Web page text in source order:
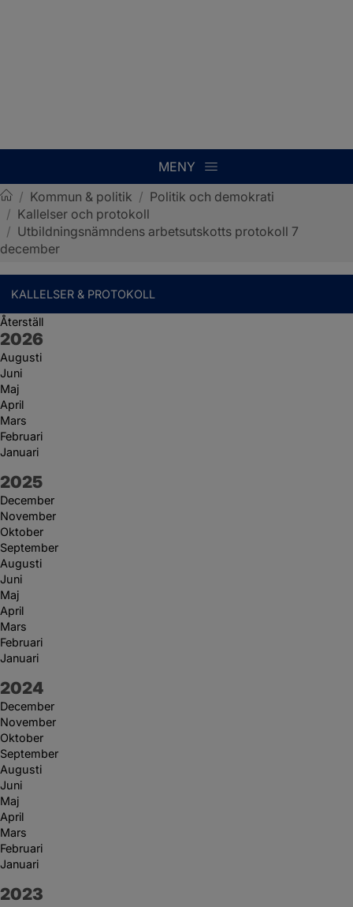
MENY
Sotenäs kommun
/ Kommun & politik / Politik och demokrati
/ Kallelser och protokoll
/ Utbildningsnämndens arbetsutskotts protokoll 7
december
KALLELSER & PROTOKOLL
Återställ
År:
2026
Augusti
Juni
Maj
April
Mars
Februari
Januari
År:
2025
December
November
Oktober
September
Augusti
Juni
Maj
April
Mars
Februari
Januari
År:
2024
December
November
Oktober
September
Augusti
Juni
Maj
April
Mars
Februari
Januari
År:
2023